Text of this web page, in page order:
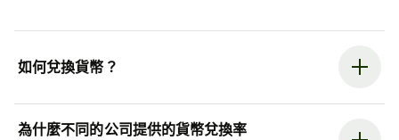
如何兌換貨幣？
為什麼不同的公司提供的貨幣兌換率